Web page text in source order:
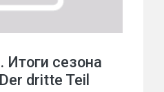
Итоги сезона
dritte Teil